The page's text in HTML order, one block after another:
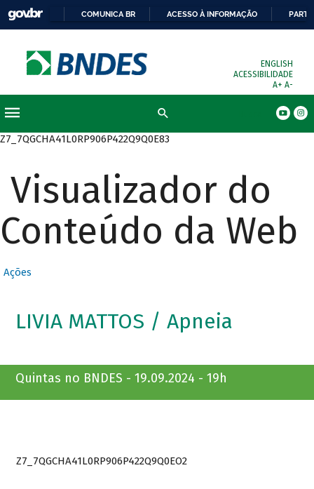
COMUNICA BR ACESSO À INFORMAÇÃO
ENGLISH
ACESSIBILIDADE
A+ A-
Z7_7QGCHA41L0RP906P422Q9Q0E83
Visualizador do
Conteúdo da Web
Ações
LIVIA MATTOS / Apneia
Quintas no BNDES - 19.09.2024 - 19h
Z7_7QGCHA41L0RP906P422Q9Q0EO2